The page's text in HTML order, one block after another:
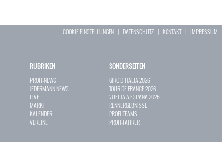
COOKIE EINSTELLUNGEN | DATENSCHUTZ | KONTAKT| IMPRESSUM
RUBRIKEN
PROFI-NEWS
JEDERMANN-NEWS
LIVE
MARKT
KALENDER
VEREINE
SONDERSEITEN
GIRO D`ITALIA 2026
TOUR DE FRANCE 2026
VUELTA A ESPAÑA 2026
RENNERGEBNISSE
PROFI-TEAMS
PROFI-FAHRER